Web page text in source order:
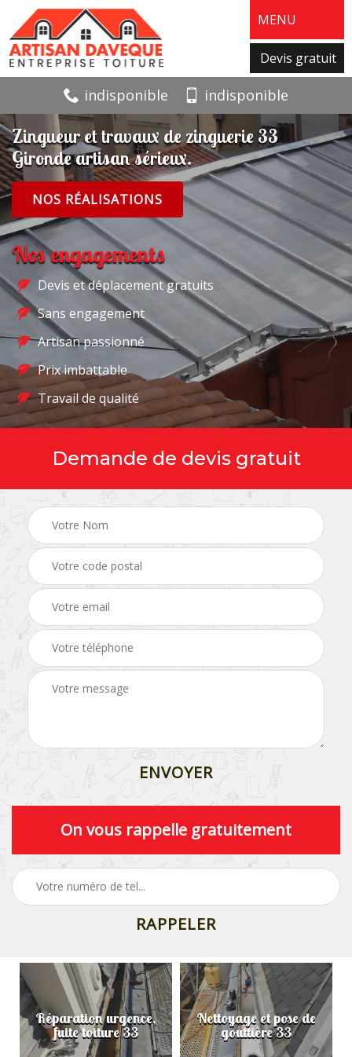
MENU
Devis gratuit
indisponible indisponible
Zingueur et travaux de zinguerie 33
Gironde artisan sérieux.
NOS RÉALISATIONS
Nos engagements
Devis et déplacement gratuits
Sans engagement
Artisan passionné
Prix imbattable
Travail de qualité
Demande de devis gratuit
On vous rappelle gratuitement
Nettoyage et pose de
gouttière 33
Pose et réparation de
velux 33